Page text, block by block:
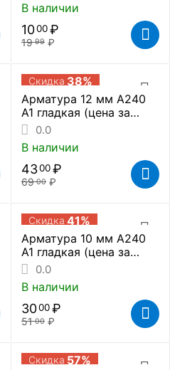
В наличии
19 99 ₽
1000 ₽
Скидка 38%
Арматура 12 мм А240
А1 гладкая (цена за
метр погонный)
0.0
В наличии
69 00 ₽
4300 ₽
Скидка 41%
Арматура 10 мм А240
А1 гладкая (цена за
метр погонный)
0.0
В наличии
51 00 ₽
3000 ₽
Скидка 57%